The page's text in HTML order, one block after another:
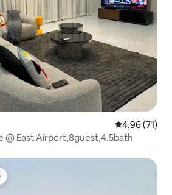
Средна
4,96 (71)
@ East Airport,8guest,4.5bath